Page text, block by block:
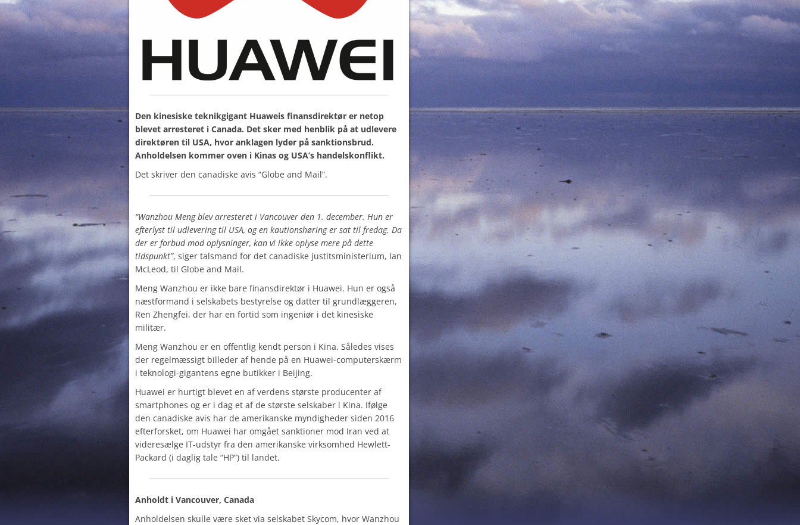
Den kinesiske teknikgigant Huaweis finansdirektør er netop
blevet arresteret i Canada. Det sker med henblik på at udlevere
direktøren til USA, hvor anklagen lyder på sanktionsbrud.
Anholdelsen kommer oven i Kinas og USA’s handelskonflikt.
Det skriver den canadiske avis “Globe and Mail”.
“Wanzhou Meng blev arresteret i Vancouver den 1. december. Hun er
efterlyst til udlevering til USA, og en kautionshøring er sat til fredag. Da
der er forbud mod oplysninger, kan vi ikke oplyse mere på dette
tidspunkt”, siger talsmand for det canadiske justitsministerium, Ian
McLeod, til Globe and Mail.
Meng Wanzhou er ikke bare finansdirektør i Huawei. Hun er også
næstformand i selskabets bestyrelse og datter til grundlæggeren,
Ren Zhengfei, der har en fortid som ingeniør i det kinesiske
militær.
Meng Wanzhou er en offentlig kendt person i Kina. Således vises
der regelmæssigt billeder af hende på en Huawei-computerskærm
i teknologi-gigantens egne butikker i Beijing.
Huawei er hurtigt blevet en af verdens største producenter af
smartphones og er i dag et af de største selskaber i Kina. Ifølge
den canadiske avis har de amerikanske myndigheder siden 2016
efterforsket, om Huawei har omgået sanktioner mod Iran ved at
videresælge IT-udstyr fra den amerikanske virksomhed Hewlett-
Packard (i daglig tale “HP”) til landet.
Anholdt i Vancouver, Canada
Anholdelsen skulle være sket via selskabet Skycom, hvor Wanzhou